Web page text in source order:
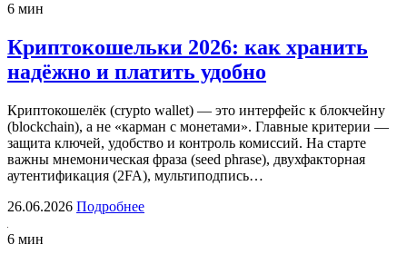
6 мин
Криптокошельки 2026: как хранить
надёжно и платить удобно
Криптокошелёк (crypto wallet) — это интерфейс к блокчейну
(blockchain), а не «карман с монетами». Главные критерии —
защита ключей, удобство и контроль комиссий. На старте
важны мнемоническая фраза (seed phrase), двухфакторная
аутентификация (2FA), мультиподпись…
26.06.2026 Подробнее
6 мин